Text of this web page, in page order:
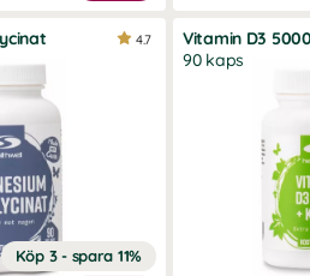
Köp 3 - spara 11%
4.7
Vitamin D3
90 kaps